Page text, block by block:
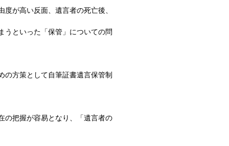
が高い反面、遺言者の死亡後、
うといった「保管」についての問
の方策として自筆証書遺言保管制
の把握が容易となり、「遺言者の